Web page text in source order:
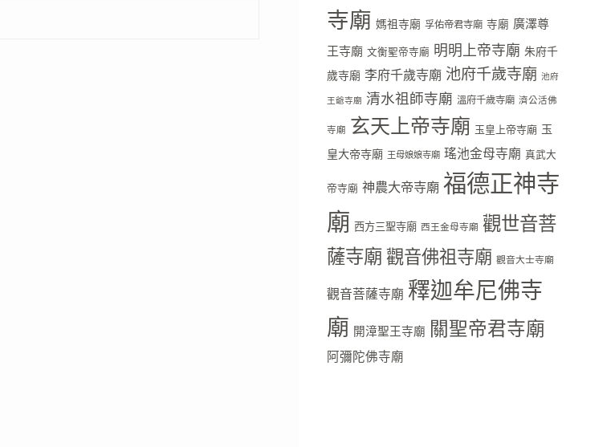
寺廟 媽祖寺廟 孚佑帝君寺廟 寺廟 廣澤尊
王寺廟 文衡聖帝寺廟 明明上帝寺廟 朱府千
歲寺廟 李府千歲寺廟 池府千歲寺廟 池府
王爺寺廟 清水祖師寺廟 溫府千歲寺廟 濟公活佛
寺廟 玄天上帝寺廟 玉皇上帝寺廟 玉
皇大帝寺廟 王母娘娘寺廟 瑤池金母寺廟 真武大
帝寺廟 神農大帝寺廟 福德正神寺
廟 西方三聖寺廟 西王金母寺廟 觀世音菩
薩寺廟觀音佛祖寺廟 觀音大士寺廟
觀音菩薩寺廟 釋迦牟尼佛寺
廟 開漳聖王寺廟 關聖帝君寺廟
阿彌陀佛寺廟